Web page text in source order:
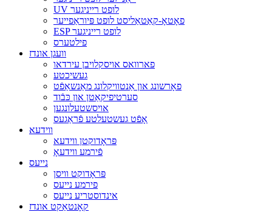
UV לופט רייניגער
פאָטאָ-קאַטאַליסט לופט פּיוראַפייער
ESP לופט רייניגער
פילטערס
וועגן אונדז
פארוואס אויסקלויבן עירדאו
געשיכטע
פאָרשונג און אַנטוויקלונג מאַנשאַפֿט
סערטיפיקאַטן און כּבֿוד
אויסשטעלונגען
אָפֿט געשטעלטע פֿראַגעס
ווידעא
פּראָדוקטן ווידעא
פֿירמע ווידעאָ
נייעס
פּראָדוקט וויסן
פירמע נייעס
אינדוסטריע נייעס
קאָנטאַקט אונדז